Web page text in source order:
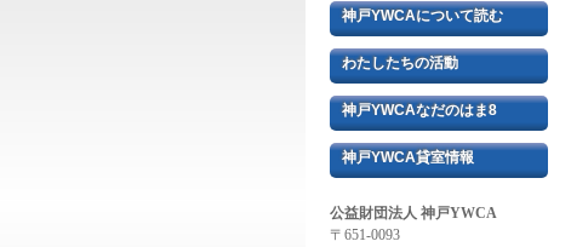
神戸YWCAについて読む
わたしたちの活動
神戸YWCAなだのはま8
神戸YWCA貸室情報
公益財団法人 神戸YWCA
〒651-0093